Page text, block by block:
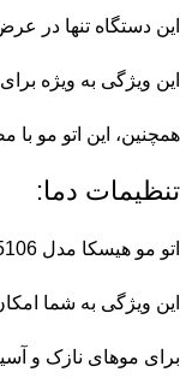
این دستگاه تنها در عرض ۳۰ ثانیه به دمای مطلوب می‌رسد، که به شما این امکان را می‌دهد تا بدون اتلاف وقت موهای خود را
این ویژگی به ویژه
همچنین، این اتو مو با مصرف برق ۵۰ تا ۵۶ وات، به صورت کارآمد و با
تنظیمات دما:
اتو مو هیسکا مدل H5106 دارای تنظیمات دمایی گسترده‌ای است که از ۶۰ درجه سانتی‌گراد تا ۲۳۰ درجه سانتی‌گراد قابل تنظیم است.
این ویژگی به شما
برای موهای نازک و